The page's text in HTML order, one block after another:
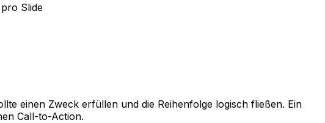
Slide
einen Zweck erfüllen und die Reihenfolge logisch fließen. Ein
Call-to-Action.